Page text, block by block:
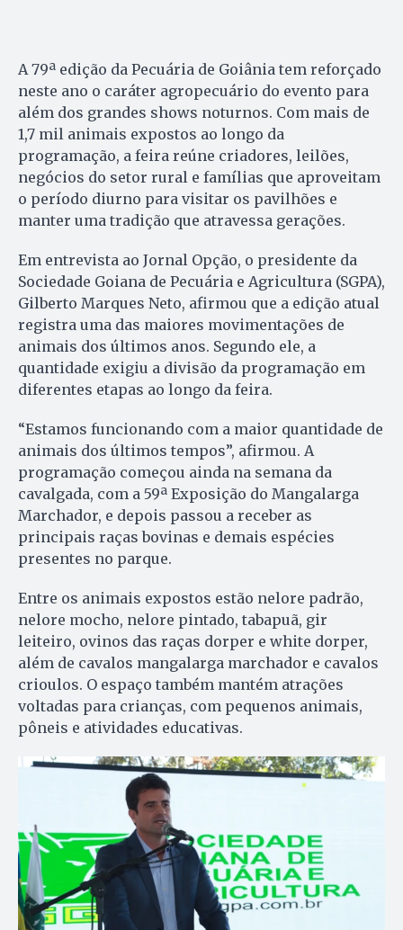
A 79ª edição da Pecuária de Goiânia tem reforçado
neste ano o caráter agropecuário do evento para
além dos grandes shows noturnos. Com mais de
1,7 mil animais expostos ao longo da
programação, a feira reúne criadores, leilões,
negócios do setor rural e famílias que aproveitam
o período diurno para visitar os pavilhões e
manter uma tradição que atravessa gerações.
Em entrevista ao Jornal Opção, o presidente da
Sociedade Goiana de Pecuária e Agricultura (SGPA),
Gilberto Marques Neto, afirmou que a edição atual
registra uma das maiores movimentações de
animais dos últimos anos. Segundo ele, a
quantidade exigiu a divisão da programação em
diferentes etapas ao longo da feira.
“Estamos funcionando com a maior quantidade de
animais dos últimos tempos”, afirmou. A
programação começou ainda na semana da
cavalgada, com a 59ª Exposição do Mangalarga
Marchador, e depois passou a receber as
principais raças bovinas e demais espécies
presentes no parque.
Entre os animais expostos estão nelore padrão,
nelore mocho, nelore pintado, tabapuã, gir
leiteiro, ovinos das raças dorper e white dorper,
além de cavalos mangalarga marchador e cavalos
crioulos. O espaço também mantém atrações
voltadas para crianças, com pequenos animais,
pôneis e atividades educativas.